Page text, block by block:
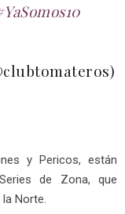
y Pericos, están
de Zona, que
Norte.